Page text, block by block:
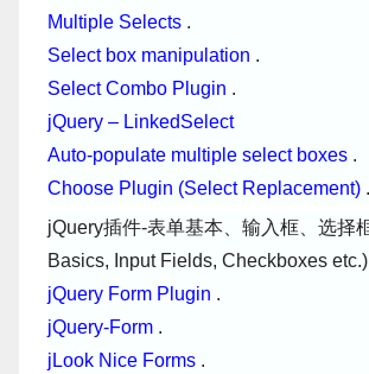
Multiple Selects .
Select box manipulation .
Select Combo Plugin .
jQuery – LinkedSelect
Auto-populate multiple select boxes .
Choose Plugin (Select Replacement) .
jQuery插件-表单基本、输入框、选择
Basics, Input Fields, Checkboxes etc.)
jQuery Form Plugin .
jQuery-Form .
jLook Nice Forms .